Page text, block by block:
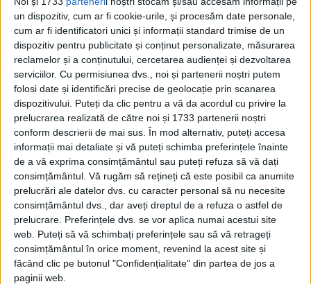
un dispozitiv, cum ar fi cookie-urile, și procesăm date personale,
cum ar fi identificatori unici și informații standard trimise de un
dispozitiv pentru publicitate și conținut personalizate, măsurarea
reclamelor și a conținutului, cercetarea audienței și dezvoltarea
serviciilor. Cu permisiunea dvs., noi și partenerii noștri putem
folosi date și identificări precise de geolocație prin scanarea
dispozitivului. Puteți da clic pentru a vă da acordul cu privire la
prelucrarea realizată de către noi și 1733 partenerii noștri
conform descrierii de mai sus. În mod alternativ, puteți accesa
informații mai detaliate și vă puteți schimba preferințele înainte
de a vă exprima consimțământul sau puteți refuza să vă dați
consimțământul. Vă rugăm să rețineți că este posibil ca anumite
prelucrări ale datelor dvs. cu caracter personal să nu necesite
consimțământul dvs., dar aveți dreptul de a refuza o astfel de
prelucrare. Preferințele dvs. se vor aplica numai acestui site
web. Puteți să vă schimbați preferințele sau să vă retrageți
consimțământul în orice moment, revenind la acest site și
făcând clic pe butonul "Confidențialitate" din partea de jos a
paginii web.
la care s-a observat blestămăţia trebue să
se fi înţeles şi să fi fost părtaş la învârteli cu
funcţionarii respectivi.
A nu cumpără respectiv nu vinde anume
lei, cu preţ convenabil, adecă după cursul
zilei, numai ca banda să-şi poate face
trebşoarele.
Ba poate şi directorul băncii ştia de
afacere! Altfel nu ne putem imagina lucrul.
Un cassier de bună credinţă nu putea
respinge clienţii, fără a-i satisface după